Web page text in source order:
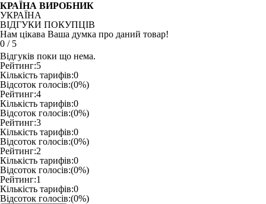
КРАЇНА ВИРОБНИК
УКРАЇНА
ВІДГУКИ ПОКУПЦІВ
Нам цікава Ваша думка про даний товар!
0 / 5
Відгуків поки що нема.
Рейтинг:5
Кількість тарифів:0
Відсоток голосів:(0%)
Рейтинг:4
Кількість тарифів:0
Відсоток голосів:(0%)
Рейтинг:3
Кількість тарифів:0
Відсоток голосів:(0%)
Рейтинг:2
Кількість тарифів:0
Відсоток голосів:(0%)
Рейтинг:1
Кількість тарифів:0
Відсоток голосів:(0%)